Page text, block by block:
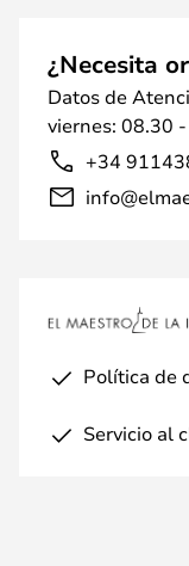
¿Necesita
Datos de
viernes: 08.30
+34
Política de
Servicio al